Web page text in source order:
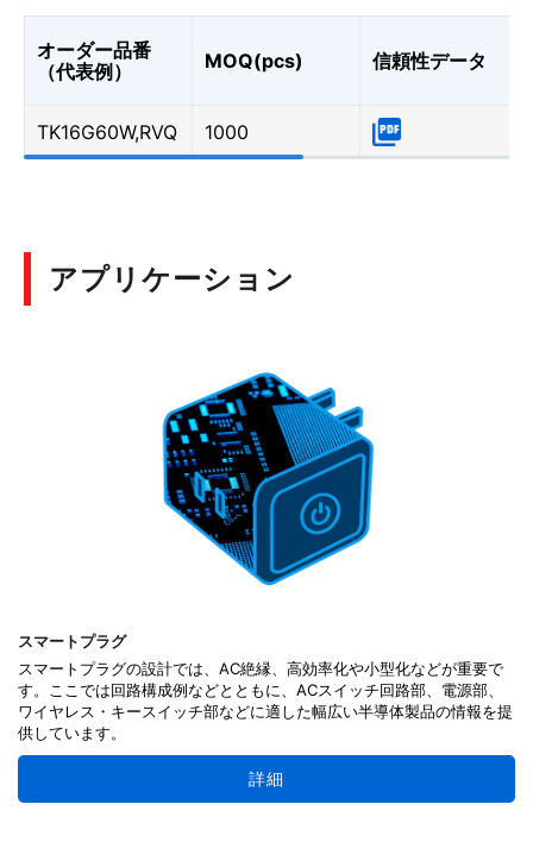
オーダー品番
（代表例）
MOQ(pcs) 信頼性データ
TK16G60W,RVQ 1000
アプリケーション
スマートプラグ
スマートプラグの設計では、AC絶縁、高効率化や小型化などが重要で
す。ここでは回路構成例などとともに、ACスイッチ回路部、電源部、
ワイヤレス・キースイッチ部などに適した幅広い半導体製品の情報を提
供しています。
詳細